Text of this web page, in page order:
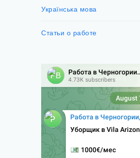
Українська мова
Статьи о работе